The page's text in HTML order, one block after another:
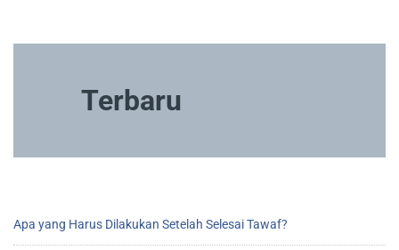
Terbaru
Apa yang Harus Dilakukan Setelah Selesai Tawaf?